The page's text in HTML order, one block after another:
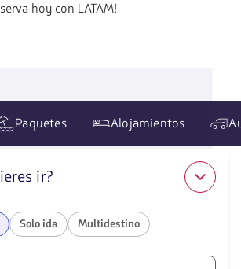
hoy con LATAM!
Paquetes Alojamientos
ir?
Solo ida Multidestino